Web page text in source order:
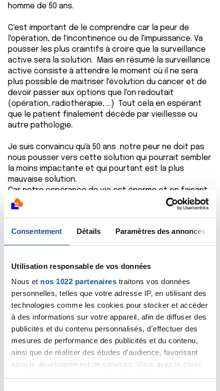
Consentement Détails Paramètres des annonces
Utilisation responsable de vos données
Nous et nos 1022 partenaires traitons vos données
personnelles, telles que votre adresse IP, en utilisant des
technologies comme les cookies pour stocker et accéder
à des informations sur votre appareil, afin de diffuser des
publicités et du contenu personnalisés, d'effectuer des
mesures de performance des publicités et du contenu,
ainsi que de réaliser des études d’audience, favorisant
ainsi le développement de services. Vous avez le choix
homme de 50 ans.
C'est important de le comprendre car la peur de
l'opération, de l'incontinence ou de l'impuissance. Va
pousser les plus craintifs à croire que la surveillance
active sera la solution. Mais en résumé la surveillance
active consiste à attendre le moment où il ne sera
plus possible de maitriser l'évolution du cancer et de
devoir passer aux options que l'on redoutait
(opération, radiothérapie, ...) Tout cela en espérant
que le patient finalement décède par vieillesse ou
autre pathologie.
Je suis convaincu qu'à 50 ans notre peur ne doit pas
nous pousser vers cette solution qui pourrait sembler
la moins impactante et qui pourtant est la plus
mauvaise solution.
Car notre espérance de vie est énorme et en faisant
justement une biopsie on peut directement éradiquer
ce cancer au lieu de le laisser se développer.
Tiery, il est normal que tu aies peur des choix que tu
choix. Tu dois penser sans peur pour choisir la
meilleure option.
Pour moi à 50 ans la seule option raisonnable est la
prostatectomie totale.
Car toutes les autres restent des paris aux
pourcentages de réussites plus faible.
Comme je l'ai dit en début de message. Je partage ma
pensée et elle n'engage que moi.